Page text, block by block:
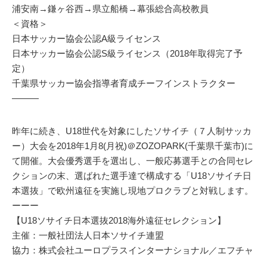
浦安南→鎌ヶ谷西→県立船橋→幕張総合高校教員
＜資格＞
日本サッカー協会公認A級ライセンス
日本サッカー協会公認S級ライセンス（2018年取得完了予
定）
千葉県サッカー協会指導者育成チーフインストラクター
―――
昨年に続き、U18世代を対象にしたソサイチ（７人制サッカ
ー）大会を2018年1月8(月祝)＠ZOZOPARK(千葉県千葉市)に
て開催。大会優秀選手を選出し、一般応募選手との合同セレ
クションの末、選ばれた選手達で構成する「U18ソサイチ日
本選抜」で欧州遠征を実施し現地プロクラブと対戦します。
ーーー
【U18ソサイチ日本選抜2018海外遠征セレクション】
主催：一般社団法人日本ソサイチ連盟
協力：株式会社ユーロプラスインターナショナル／エフチャ